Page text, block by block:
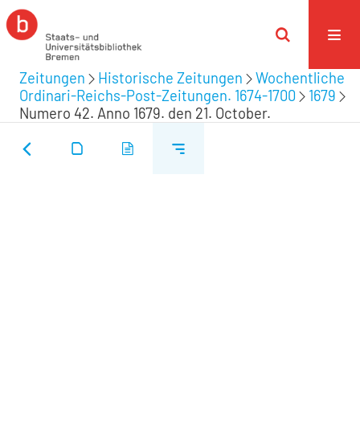
Zeitungen Historische Zeitungen
Wochentliche
Ordinari-Reichs-Post-Zeitungen. 1674-1700
1679
Numero 42. Anno 1679. den 21. October.